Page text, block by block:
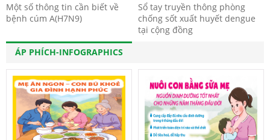
Một số thông tin cần biết về
bệnh cúm A(H7N9)
Sổ tay truyền thông phòng
chống sốt xuất huyết dengue
tại cộng đồng
ÁP PHÍCH-INFOGRAPHICS